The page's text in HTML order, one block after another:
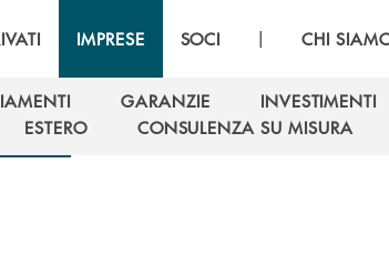
IMPRESE SOCI | CHI
GARANZIE
GARANZIE
INVESTIMENTI
INVESTIMENTI
ESTERO
ESTERO
CONSULENZA SU MISURA